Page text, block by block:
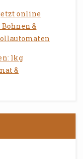
online
&
1kg
&